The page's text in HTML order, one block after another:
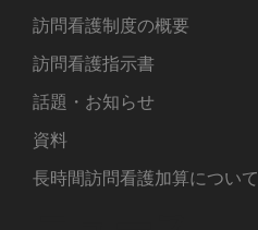
訪問看護制度の概要
訪問看護指示書
話題・お知らせ
資料
長時間訪問看護加算について